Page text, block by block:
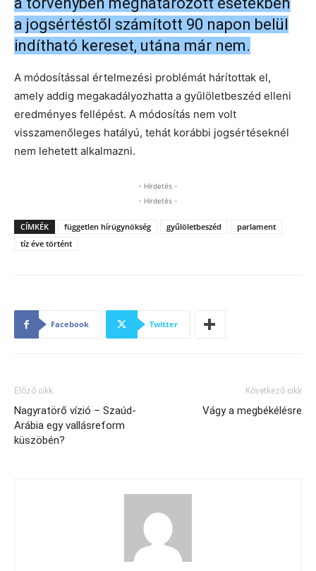
a jogsértéstől számított 90 napon belül
indítható kereset, utána már nem.
A módosítással értelmezési problémát hárítottak el,
amely addig megakadályozhatta a gyűlöletbeszéd elleni
eredményes fellépést. A módosítás nem volt
visszamenőleges hatályú, tehát korábbi jogsértéseknél
nem lehetett alkalmazni.
- Hirdetés -
- Hirdetés -
CÍMKÉK független hírügynökség gyűlöletbeszéd
parlament
tíz éve történt
Facebook Twitter
Előző cikk
Nagyratörő vízió – Szaúd-
Arábia egy vallásreform
küszöbén?
Következő cikk
Vágy a megbékélésre